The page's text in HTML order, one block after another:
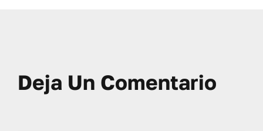
Deja Un Comentario